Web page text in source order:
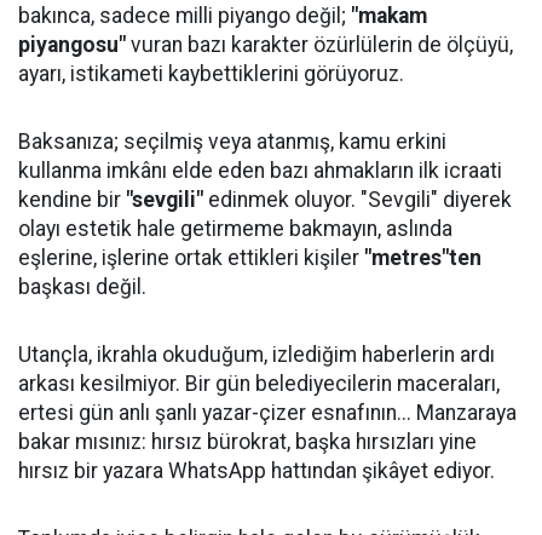
bakınca, sadece milli piyango değil; "makam
piyangosu" vuran bazı karakter özürlülerin de ölçüyü,
ayarı, istikameti kaybettiklerini görüyoruz.
Baksanıza; seçilmiş veya atanmış, kamu erkini
kullanma imkânı elde eden bazı ahmakların ilk icraati
kendine bir "sevgili" edinmek oluyor. "Sevgili" diyerek
olayı estetik hale getirmeme bakmayın, aslında
eşlerine, işlerine ortak ettikleri kişiler "metres"ten
başkası değil.
Utançla, ikrahla okuduğum, izlediğim haberlerin ardı
arkası kesilmiyor. Bir gün belediyecilerin maceraları,
ertesi gün anlı şanlı yazar-çizer esnafının... Manzaraya
bakar mısınız: hırsız bürokrat, başka hırsızları yine
hırsız bir yazara WhatsApp hattından şikâyet ediyor.